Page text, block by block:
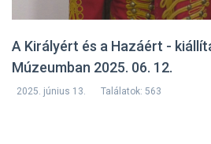
A Királyért és a Hazáért -
Múzeumban 2025. 06. 12.
2025. június 13. Találatok: 563